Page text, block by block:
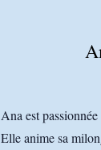
Ana est
Elle anime sa